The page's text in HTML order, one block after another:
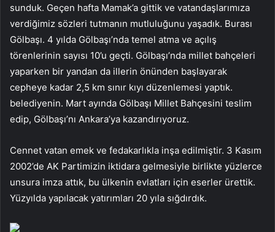
sunduk. Geçen hafta Mamak’a gittik ve vatandaşlarımıza
verdiğimiz sözleri tutmanın mutluluğunu yaşadık. Burası
Gölbaşı. 4 yılda Gölbaşı’nda temel atma ve açılış
törenlerinin sayısı 10’u geçti. Gölbaşı’nda millet bahçeleri
yaparken bir yandan da illerin önünden başlayarak
cepheye kadar 2,5 km sınır kıyı düzenlemesi yaptık.
belediyenin. Mart ayında Gölbaşı Millet Bahçesini teslim
edip, Gölbaşı’nı Ankara’ya kazandırıyoruz.
Cennet vatan emek ve fedakarlıkla inşa edilmiştir. 3 Kasım
2002’de AK Partimizin iktidara gelmesiyle birlikte yüzlerce
unsura imza attık, bu ülkenin evlatları için eserler ürettik.
Yüzyılda yapılacak yatırımları 20 yıla sığdırdık.